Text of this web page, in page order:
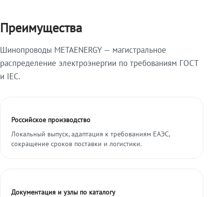
Преимущества
Шинопроводы METAENERGY — магистральное
распределение электроэнергии по требованиям ГОСТ
и IEC.
Российское производство
Локальный выпуск, адаптация к требованиям ЕАЭС,
сокращение сроков поставки и логистики.
Документация и узлы по каталогу